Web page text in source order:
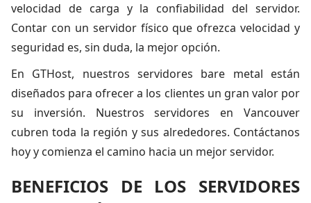
velocidad de carga y la confiabilidad del servidor.
Contar con un servidor físico que ofrezca velocidad y
seguridad es, sin duda, la mejor opción.
En GTHost, nuestros servidores bare metal están
diseñados para ofrecer a los clientes un gran valor por
su inversión. Nuestros servidores en Vancouver
cubren toda la región y sus alrededores. Contáctanos
hoy y comienza el camino hacia un mejor servidor.
BENEFICIOS DE LOS SERVIDORES